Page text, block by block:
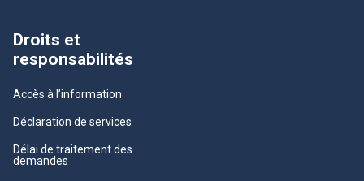
Droits et
responsabilités
Accès à l’information
Déclaration de services
Délai de traitement des
demandes